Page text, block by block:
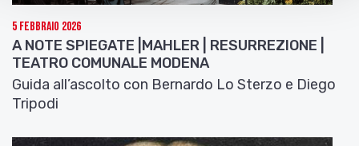
5 Febbraio 2026
A NOTE SPIEGATE |MAHLER | RESURREZIONE |
TEATRO COMUNALE MODENA
Guida all’ascolto con Bernardo Lo Sterzo e Diego
Tripodi